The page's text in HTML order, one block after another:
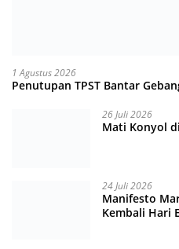
1 Agustus 2026
Penutupan TPST Bantar
26 Juli 2026
Mati Konyol
24 Juli 2026
Manifesto
Kembali Hari